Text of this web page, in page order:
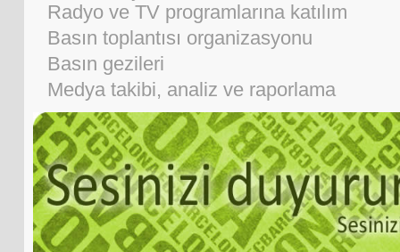
Radyo ve TV programlarına katılım
Basın toplantısı organizasyonu
Basın gezileri
Medya takibi, analiz ve raporlama